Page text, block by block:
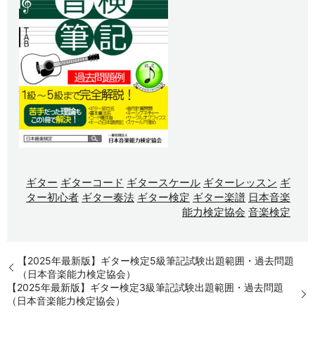
ギター ギターコード ギタースケール ギターレッスン ギ
ター初心者 ギター奏法 ギター検定 ギター楽譜 日本音楽
能力検定協会 音楽検定
【2025年最新版】ギター検定5級筆記試験出題範囲・過去問題
（日本音楽能力検定協会）
【2025年最新版】ギター検定3級筆記試験出題範囲・過去問題
（日本音楽能力検定協会）